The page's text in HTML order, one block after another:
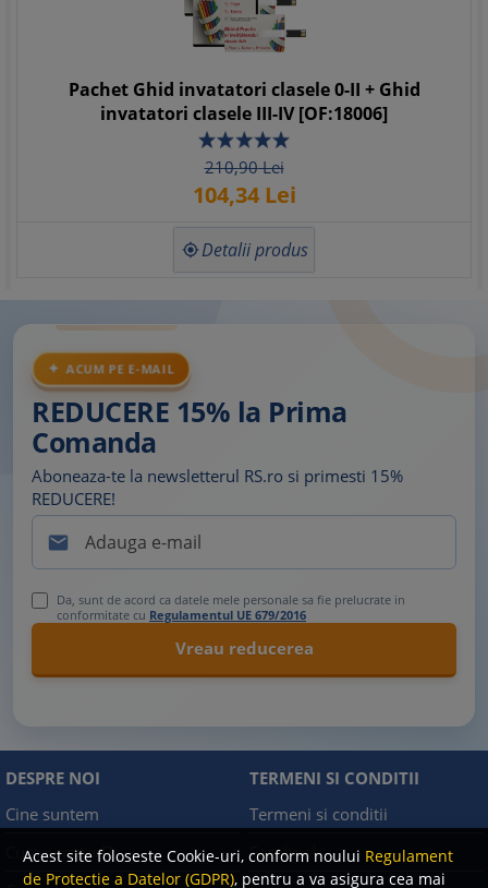
Acest site foloseste Cookie-uri, conform noului Regulament
de Protectie a Datelor (GDPR), pentru a va asigura cea mai
Pachet Ghid invatatori clasele 0-II + Ghid
invatatori clasele III-IV [OF:18006]
210,90Lei
104,34Lei
 Detalii produs
ACUM PE E-MAIL
REDUCERE 15% la Prima
Comanda
Aboneaza-te la newsletterul RS.ro si primesti 15%
REDUCERE!

Da, sunt de acord ca datele mele personale sa fie prelucrate in
conformitate cu Regulamentul UE 679/2016
DESPRE NOI
Cine suntem
Cum comand?
TERMENI SI CONDITII
Termeni si conditii
Facebook